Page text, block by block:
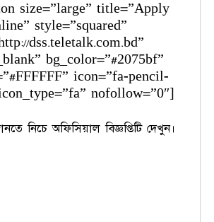
size=”large” title=”Apply
style=”squared”
dss.teletalk.com.bd”
bg_color=”#2075bf”
icon=”fa-pencil-
nofollow=”0″]
নিচে অফিসিয়াল বিজ্ঞপ্তিটি দেখুন।